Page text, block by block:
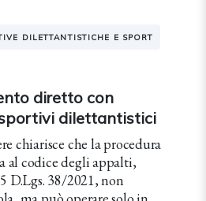
DILETTANTISTICHE E SPORT
diretto con
dilettantistici
chiarisce che la procedura
al codice degli appalti,
D.Lgs. 38/2021, non